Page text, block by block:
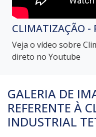
CLIMATIZAÇÃO -
Veja o vídeo sobre
direto no Youtube
GALERIA DE
REFERENTE À
INDUSTRIAL